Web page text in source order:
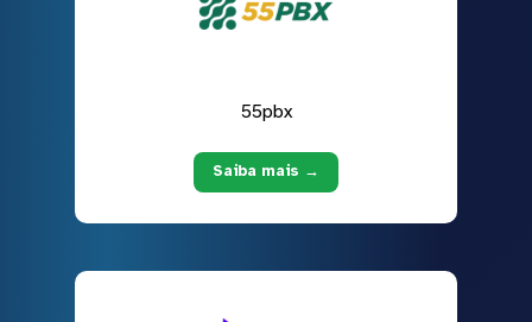
55pbx
Saiba mais →